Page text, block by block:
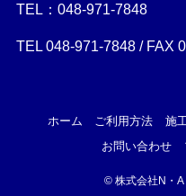
TEL：048-971-7848
TEL 048-971-7848 / FAX
ホーム ご利用方法 施
お問い合わせ
© 株式会社N・